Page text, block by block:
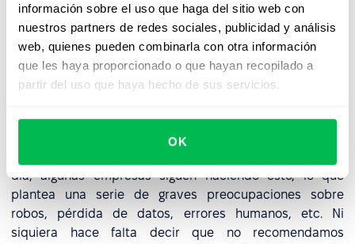
información sobre el uso que haga del sitio web con
nuestros partners de redes sociales, publicidad y análisis
web, quienes pueden combinarla con otra información
que les haya proporcionado o que hayan recopilado a
partir del uso que haya hecho de sus servicios.
OK
¿Cómo almacenan/protegen
adecuadamente los acuerdos
de confidencialidad (NDA) los
profesionales de RRHH?
En el pasado, las empresas guardaban sus acuerdos de
confidencialidad de forma física, como en un archivador
día, algunas empresas siguen haciendo esto, lo que
plantea una serie de graves preocupaciones sobre
robos, pérdida de datos, errores humanos, etc. Ni
siquiera hace falta decir que no recomendamos